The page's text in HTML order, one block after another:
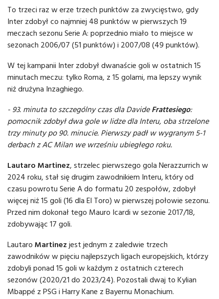
To trzeci raz w erze trzech punktów za zwycięstwo, gdy
Inter zdobył co najmniej 48 punktów w pierwszych 19
meczach sezonu Serie A: poprzednio miało to miejsce w
sezonach 2006/07 (51 punktów) i 2007/08 (49 punktów).
W tej kampanii Inter zdobył dwanaście goli w ostatnich 15
minutach meczu: tylko Roma, z 15 golami, ma lepszy wynik
niż drużyna Inzaghiego.
- 93. minuta to szczególny czas dla DavideFrattesiego:
pomocnik zdobył dwa gole w lidze dla Interu, oba strzelone
trzy minuty po 90. minucie. Pierwszy padł w wygranym 5-1
derbach z AC Milan we wrześniu ubiegłego roku.
Lautaro Martinez, strzelec pierwszego gola Nerazzurrich w
2024 roku, stał się drugim zawodnikiem Interu, który od
czasu powrotu Serie A do formatu 20 zespołów, zdobył
więcej niż 15 goli (16 dla El Toro) w pierwszej połowie sezonu.
Przed nim dokonał tego Mauro Icardi w sezonie 2017/18,
zdobywając 17 goli.
Lautaro Martinez jest jednym z zaledwie trzech
zawodników w pięciu najlepszych ligach europejskich, którzy
zdobyli ponad 15 goli w każdym z ostatnich czterech
sezonów (2020/21 do 2023/24). Pozostali dwaj to Kylian
Mbappé z PSG i Harry Kane z Bayernu Monachium.